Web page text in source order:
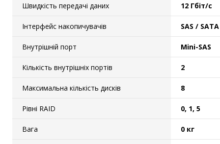
Швидкість передачі даних 12 Гбіт/с
Інтерфейс накопичувачів SAS / SATA
Внутрішній порт Mini-SAS
Кількість внутрішніх портів 2
Максимальна кількість дисків 8
Рівні RAID 0, 1, 5
Вага 0 кг